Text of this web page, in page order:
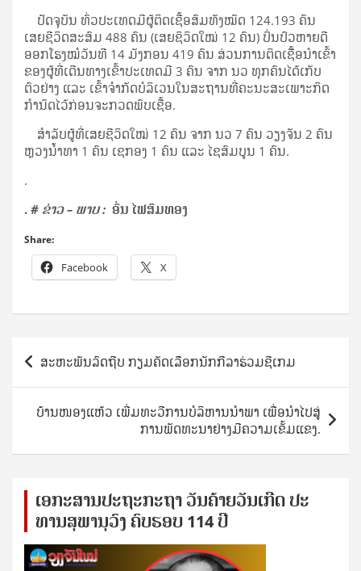
ປັດຈຸບັນ ທົ່ວປະເທດມີຜູ້ຕິດເຊື້ອສົມທັງໝົດ 124.193 ຄົນ
ເສຍຊີວິດສະສົມ 488 ຄົນ (ເສຍຊິວິດໃໝ່ 12 ຄົນ) ປິ່ນປົວຫາຍດີ
ອອກໂຮງໝໍວັນທີ 14 ມັງກອນ 419 ຄົນ ສ່ວນການຕິດເຊືື້ອນໍາເຂົ້າ
ຂອງຜູ້ທີ່ເດີນທາງເຂົ້າປະເທດມີ 3 ຄົນ ຈາກ ນວ ທຸກຄົນໄດ້ເກັບ
ຕົວຢ່າງ ແລະ ເຂົ້າຈຳກັດບໍລິເວນໃນສະຖານທີ່ຄະນະສະເພາະກິດ
ກຳນົດໄວ້ກ່ອນຈະກວດພົບເຊື້ອ.
ສຳລັບຜູ້ທີ່ເສຍຊີວິດໃໝ່ 12 ຄົນ ຈາກ ນວ 7 ຄົນ ວຽງຈັນ 2 ຄົນ
ຫຼວງນໍ້າທາ 1 ຄົນ ເຊກອງ 1 ຄົນ ແລະ ໄຊສົມບູນ 1 ຄົນ.
.
. # ຂ່າວ – ພາບ : ອົ່ນ ໄຟສົມທອງ
Share:
Facebook X
Post
navigation
ສະຫະພັນລົດຖີບ ກຽມຄັດເລືອກນັກກີລາຮ່ວມຊີເກມ
ບ້ານ​ໜອງ​ແຫ້ວ ເພີ່ມ​ທະ​ວີ​ການ​ບໍ​ລິ​ຫານ​ນຳ​ພາ ເພື່ອ​ນຳ​ໄປ​ສູ່​
ກາ​ນ​ພັດ​ທະ​ນາຢ່າງ​ມີ​ຄວາມ​ເຂັ້ມ​ແຂງ.
ເອ​ກະ​ສານ​ປະ​ຖະ​ກະ​ຖ​າ ວັນ​ຄ້າຍ​ວັນ​ເກີດ ປ​ະ​
ທານ​ສຸ​ພາ​ນຸ​ວົງ ຄົບ​ຮອບ 114 ປີ